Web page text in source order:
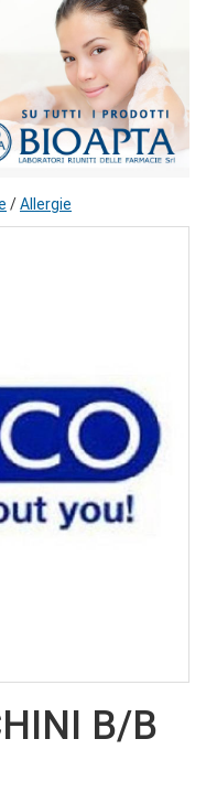
/Allergie
B/B